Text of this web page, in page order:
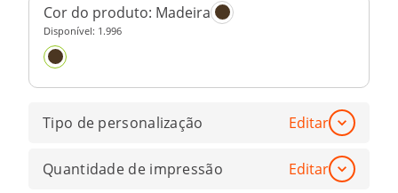
Cor do produto: Madeira
Disponível: 1.996
Tipo de personalização Editar
Quantidade de impressão Editar